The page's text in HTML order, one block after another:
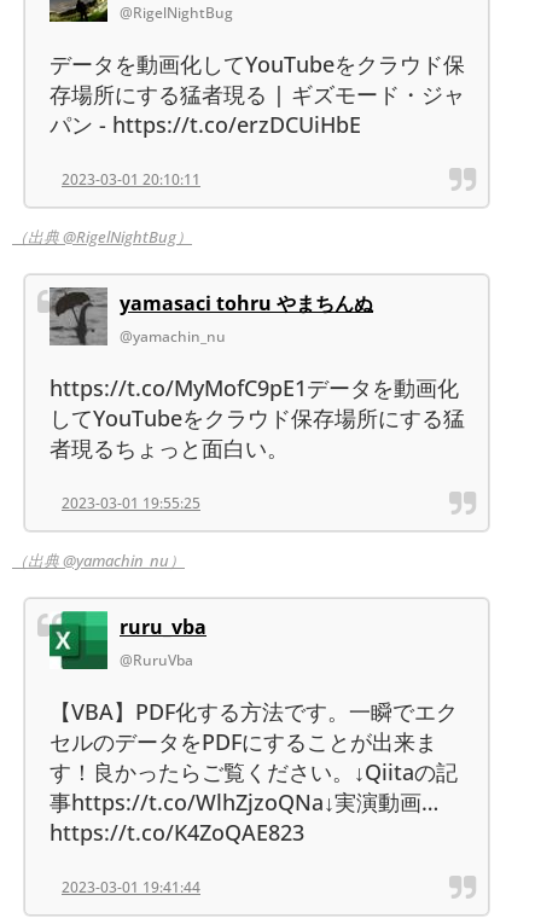
@RigelNightBug
データを動画化してYouTubeをクラウド保
存場所にする猛者現る | ギズモード・ジャ
パン - https://t.co/erzDCUiHbE
2023-03-01 20:10:11
（出典 @RigelNightBug）
yamasaci tohru やまちんぬ
@yamachin_nu
https://t.co/MyMofC9pE1データを動画化
してYouTubeをクラウド保存場所にする猛
者現るちょっと面白い。
2023-03-01 19:55:25
（出典 @yamachin_nu）
ruru_vba
@RuruVba
【VBA】PDF化する方法です。一瞬でエク
セルのデータをPDFにすることが出来ま
す！良かったらご覧ください。↓Qiitaの記
事https://t.co/WlhZjzoQNa↓実演動画…
https://t.co/K4ZoQAE823
2023-03-01 19:41:44